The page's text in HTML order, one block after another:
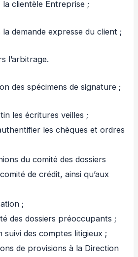
clientèle Entreprise ;
la demande expresse du client ;
l’arbitrage.
des spécimens de signature ;
les écritures veilles ;
les chèques et ordres
du comité des dossiers
de crédit, ainsi qu’aux
;
des dossiers préoccupants ;
des comptes litigieux ;
de provisions à la Direction